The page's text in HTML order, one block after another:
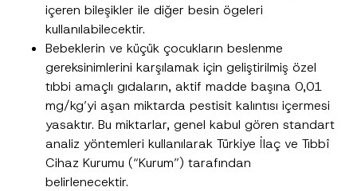
içeren bileşikler ile diğer besin ögeleri
kullanılabilecektir.
Bebeklerin ve küçük çocukların beslenme
gereksinimlerini karşılamak için geliştirilmiş özel
tıbbi amaçlı gıdaların, aktif madde başına 0,01
mg/kg’yi aşan miktarda pestisit kalıntısı içermesi
yasaktır. Bu miktarlar, genel kabul gören standart
analiz yöntemleri kullanılarak Türkiye İlaç ve Tıbbî
Cihaz Kurumu (“Kurum”) tarafından
belirlenecektir.
Soyad *
Pozisyon
E-Posta Adresi